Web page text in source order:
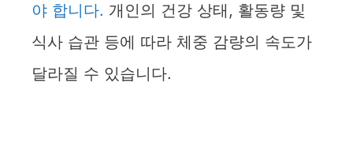
야 합니다. 개인의 건강 상태, 활동량 및
식사 습관 등에 따라 체중 감량의 속도가
달라질 수 있습니다.